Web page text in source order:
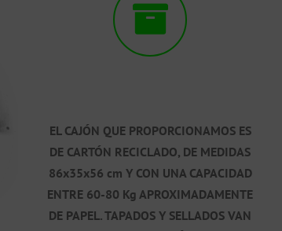
EL CAJÓN QUE PROPORCIONAMOS ES
DE CARTÓN RECICLADO, DE MEDIDAS
86x35x56 cm Y CON UNA CAPACIDAD
ENTRE 60-80 Kg APROXIMADAMENTE
DE PAPEL. TAPADOS Y SELLADOS VAN